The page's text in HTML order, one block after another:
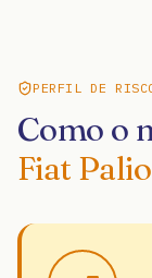
PERFIL DE
Como o
Fiat Palio